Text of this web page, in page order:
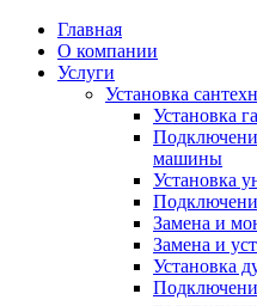
Главная
О компании
Услуги
Установка
Установка
машины
Установка
Замена и
Замена и
Установка